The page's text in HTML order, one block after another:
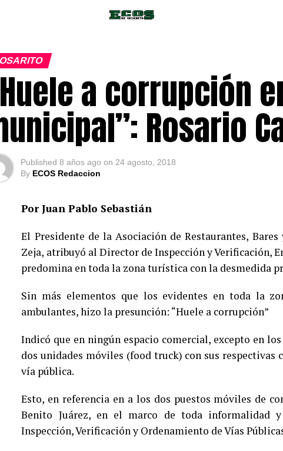
a corrupción
Rosario
Published 8 años ago on 24 agosto, 2018
By ECOS Redaccion
Por Juan Pablo Sebastián
El Presidente de la Asociación de Restaurantes,
Zeja, atribuyó al Director de Inspección y Verificación,
predomina en toda la zona turística con la desmedida
Sin más elementos que los evidentes en toda la
ambulantes, hizo la presunción: “Huele a corrupción”
Indicó que en ningún espacio comercial, excepto en
dos unidades móviles (food truck) con sus respectivas
vía pública.
Esto, en referencia en a los dos puestos móviles de
Benito Juárez, en el marco de toda informalidad
Inspección, Verificación y Ordenamiento de Vías